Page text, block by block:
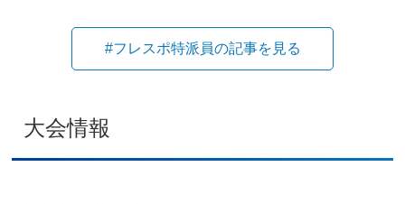
#フレスポ特派員の記事を見る
大会情報